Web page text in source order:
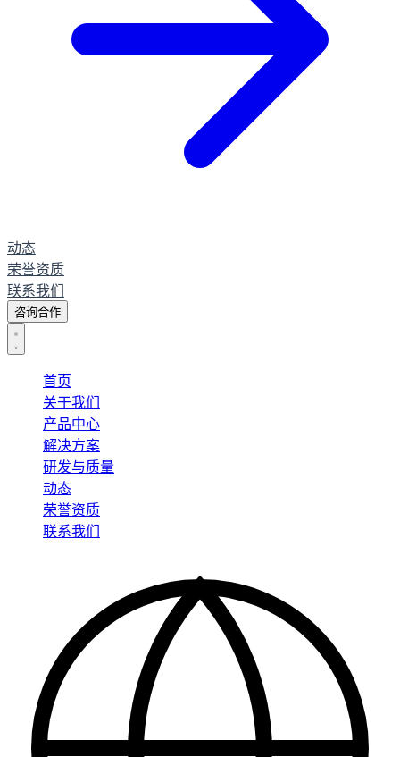
动态
荣誉资质
联系我们
咨询合作
首页
关于我们
产品中心
解决方案
研发与质量
动态
荣誉资质
联系我们